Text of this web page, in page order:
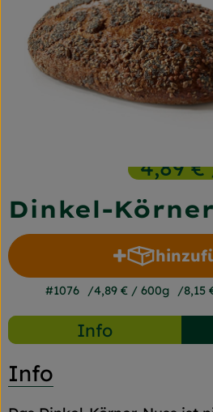
Frischetheke
Naturkost
Getränke
So geht's
Unsere Kisten
Über uns
Blog
Dinkel-
4,89 €
#1076 4,89 € / 600g 8,15
Info
Info